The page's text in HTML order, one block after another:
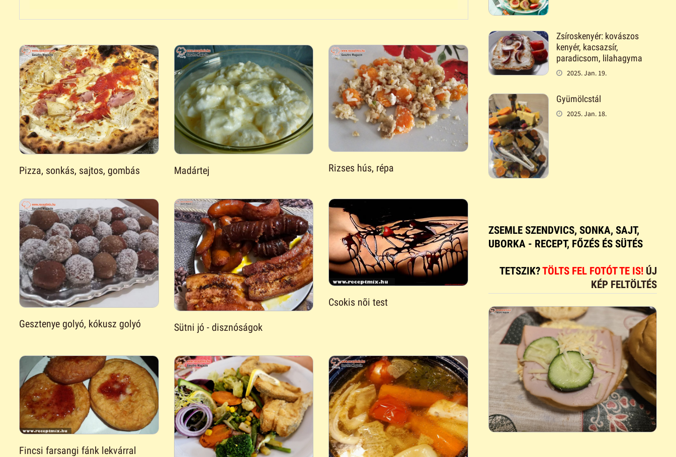
Pizza, sonkás, sajtos, gombás Madártej Rizses hús, répa
Gesztenye golyó, kókusz golyó Sütni jó - disznóságok
Csokis nõi test
Fincsi farsangi fánk lekvárral
Zsíroskenyér: kovászos
kenyér, kacsazsír,
paradicsom, lilahagyma
2025. Jan. 19.
Gyümölcstál
2025. Jan. 18.
ZSEMLE SZENDVICS, SONKA, SAJT,
UBORKA - RECEPT, FŐZÉS ÉS SÜTÉS
TETSZIK?TÖLTS FEL FOTÓT TE IS! ÚJ
KÉP FELTÖLTÉS